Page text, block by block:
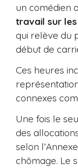
un comédien
travail sur
qui relève du
début de
Ces heures
connexes
Une fois le
des
selon
chômage. Le